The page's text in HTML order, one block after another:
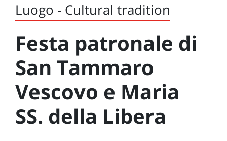
Luogo - Cultural tradition
Festa patronale di
San Tammaro
Vescovo e Maria
SS. della Libera